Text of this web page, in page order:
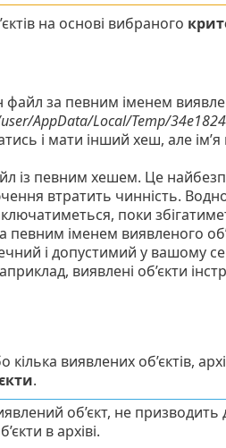
на основі вибраного
за певним іменем
AppData/Local/Temp/
і мати інший хеш, але ім’я
із певним хешем. Це
втратить чинність.
поки
іменем виявленого
і допустимий у вашому
виявлені об’єкти
виявлених об’єктів,
.
об’єкт, не
в архіві.